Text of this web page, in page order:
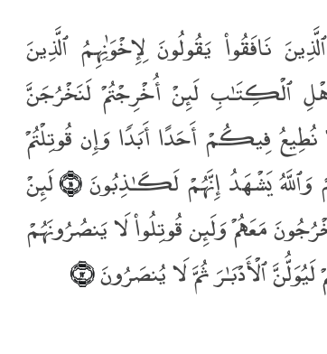
نَافَقُوا۟ يَقُولُونَ لِإِخْوَٰنِهِمُ ٱلَّذِينَ
ٱلْكِتَـٰبِ لَئِنْ أُخْرِجْتُمْ لَنَخْرُجَنَّ
فِيكُمْ أَحَدًا أَبَدًۭا وَإِن قُوتِلْتُمْ
يَشْهَدُ إِنَّهُمْ لَكَـٰذِبُونَ﴿١١﴾ لَئِنْ
مَعَهُمْ وَلَئِن قُوتِلُوا۟ لَا يَنصُرُونَهُمْ
ٱلْأَدْبَـٰرَ ثُمَّ لَا يُنصَرُونَ﴿١٢﴾